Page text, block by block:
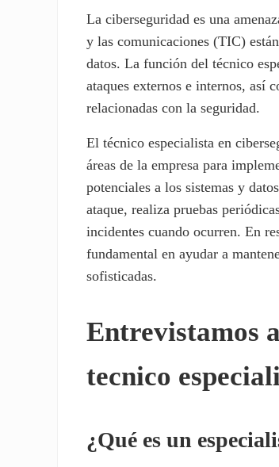
La ciberseguridad es una
y las comunicaciones (TIC)
datos. La función del técnico
ataques externos e internos, así
relacionadas con la seguridad.
El técnico especialista en
áreas de la empresa para
potenciales a los sistemas y
ataque, realiza pruebas
incidentes cuando ocurren. En
fundamental en ayudar a
sofisticadas.
Entrevistamos
tecnico
¿Qué es un